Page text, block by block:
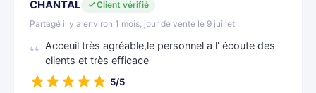
CHANTAL
Client vérifié
Partagé il y a environ 1 mois, jour de vente le 9 juillet
Acceuil très agréable,le personnel a l' écoute des
clients et très efficace
5/5